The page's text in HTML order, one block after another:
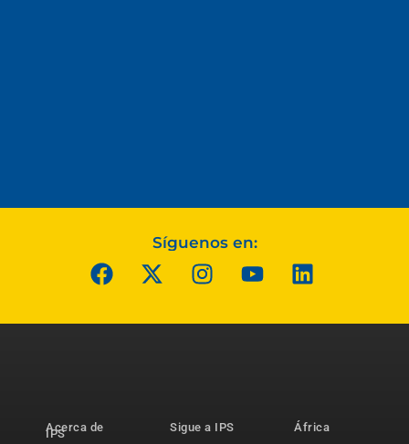
Síguenos en:
Acerca de
IPS
Sigue a IPS
África